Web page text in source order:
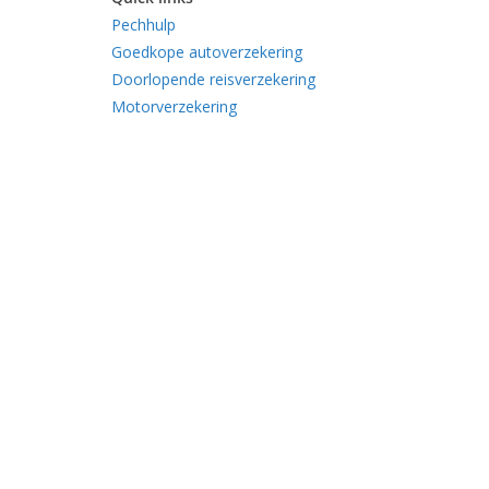
Pechhulp
Goedkope autoverzekering
Doorlopende reisverzekering
Motorverzekering